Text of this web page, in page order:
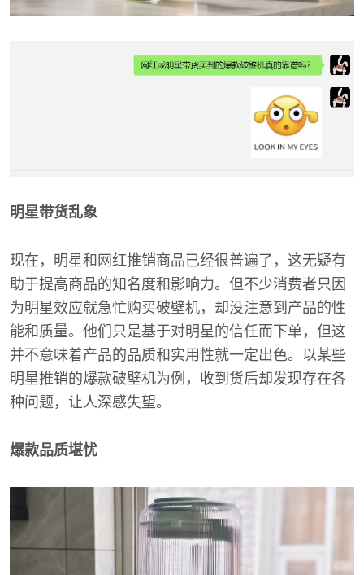
明星带货乱象
现在，明星和网红推销商品已经很普遍了，这无疑有
助于提高商品的知名度和影响力。但不少消费者只因
为明星效应就急忙购买破壁机，却没注意到产品的性
能和质量。他们只是基于对明星的信任而下单，但这
并不意味着产品的品质和实用性就一定出色。以某些
明星推销的爆款破壁机为例，收到货后却发现存在各
种问题，让人深感失望。
爆款品质堪忧